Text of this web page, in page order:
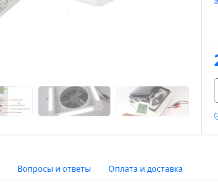
Вопросы и ответы Оплата и доставка